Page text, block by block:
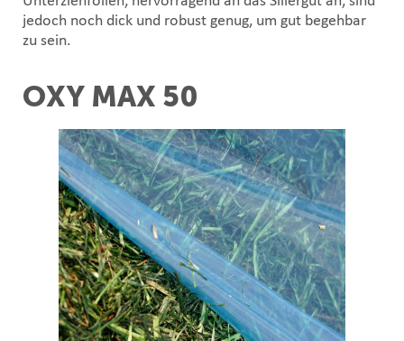
jedoch noch dick und robust genug, um gut begehbar
zu sein.
OXY MAX 50